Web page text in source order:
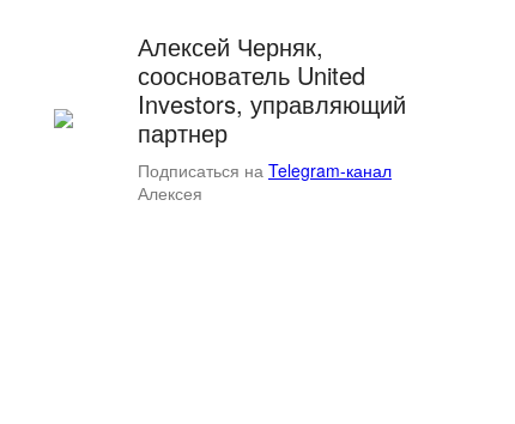
Алексей Черняк,
сооснователь United
Investors, управляющий
партнер
Подписаться на Telegram-канал
Алексея